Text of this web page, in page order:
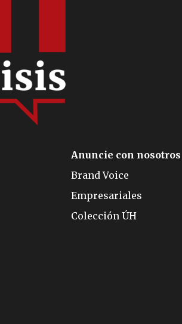
Anuncie con nosotros
Brand Voice
Empresariales
Colección ÚH